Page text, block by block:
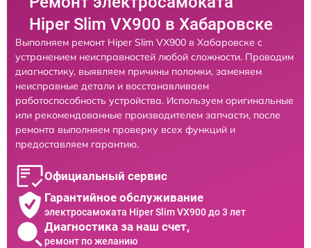
Hiper Slim VX900 в Хабаровске
Выполняем ремонт Hiper Slim VX900 в Хабаровске с
устранением неисправностей любой сложности. Проводим
диагностику, выявляем причины поломки, заменяем
неисправные детали и восстанавливаем
работоспособность устройства. Используем оригинальные
или рекомендованные производителем запчасти, после
ремонта выполняем проверку всех функций и
предоставляем гарантию.
Официальный сервис
Гарантийное обслуживание
электросамоката Hiper Slim VX900 до 3 лет
Диагностика за наш счет,
ремонт по желанию